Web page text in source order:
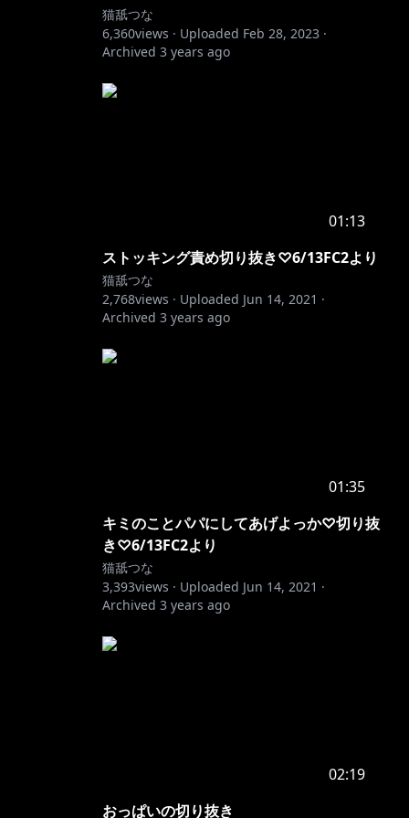
猫舐つな
6,360views · Uploaded Feb 28, 2023 ·
Archived 3 years ago
01:13
ストッキング責め切り抜き♡6/13FC2より
猫舐つな
2,768views · Uploaded Jun 14, 2021 ·
Archived 3 years ago
01:35
キミのことパパにしてあげよっか♡切り抜
き♡6/13FC2より
猫舐つな
3,393views · Uploaded Jun 14, 2021 ·
Archived 3 years ago
02:19
おっぱいの切り抜き